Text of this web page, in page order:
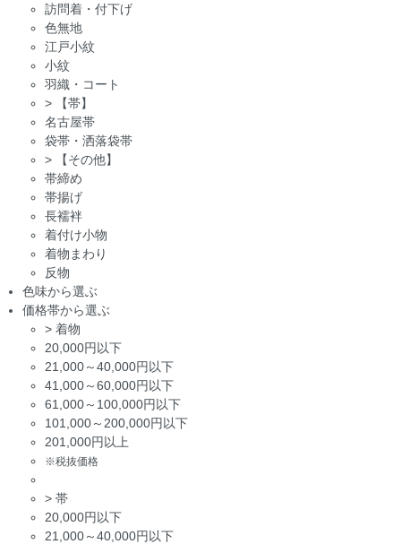
訪問着・付下げ
色無地
江戸小紋
小紋
羽織・コート
>
【帯】
名古屋帯
袋帯・洒落袋帯
>
【その他】
帯締め
帯揚げ
長襦袢
着付け小物
着物まわり
反物
色味から選ぶ
価格帯から選ぶ
> 着物
20,000円以下
21,000～40,000円以下
41,000～60,000円以下
61,000～100,000円以下
101,000～200,000円以下
201,000円以上
※税抜価格
> 帯
20,000円以下
21,000～40,000円以下